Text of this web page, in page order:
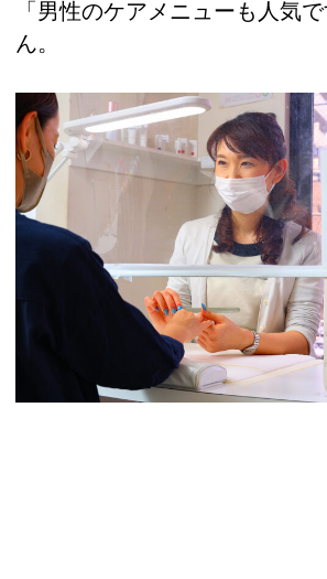
「男性のケアメニューも人気
ん。